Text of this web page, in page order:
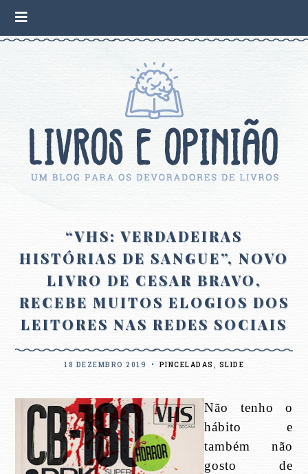
“VHS: VERDADEIRAS
HISTÓRIAS DE SANGUE”, NOVO
LIVRO DE CESAR BRAVO,
RECEBE MUITOS ELOGIOS DOS
LEITORES NAS REDES SOCIAIS
18 DEZEMBRO 2019 • PINCELADAS , SLIDE
Não tenho o
hábito e
também não
gosto de